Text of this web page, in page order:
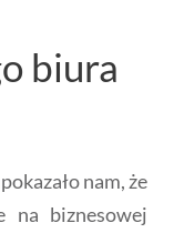
biura
nam, że
na biznesowej